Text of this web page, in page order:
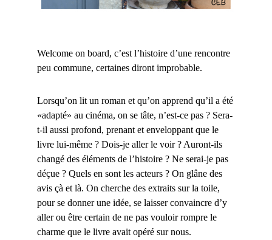
Welcome on board, c’est l’histoire d’une rencontre
peu commune, certaines diront improbable.
Lorsqu’on lit un roman et qu’on apprend qu’il a été
«adapté» au cinéma, on se tâte, n’est-ce pas ? Sera-
t-il aussi profond, prenant et enveloppant que le
livre lui-même ? Dois-je aller le voir ? Auront-ils
changé des éléments de l’histoire ? Ne serai-je pas
déçue ? Quels en sont les acteurs ? On glâne des
avis çà et là. On cherche des extraits sur la toile,
pour se donner une idée, se laisser convaincre d’y
aller ou être certain de ne pas vouloir rompre le
charme que le livre avait opéré sur nous.